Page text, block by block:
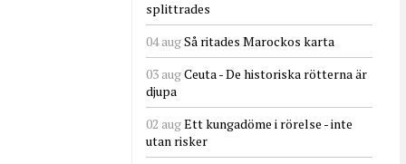
splittrades
04 augSå ritades Marockos karta
03 augCeuta - De historiska rötterna är
djupa
02 augEtt kungadöme i rörelse - inte
utan risker